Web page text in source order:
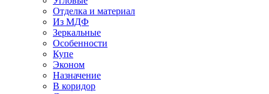
Отделка и материал
Из МДФ
Зеркальные
Особенности
Купе
Эконом
Назначение
В коридор